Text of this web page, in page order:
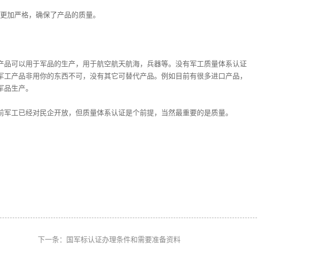
加严格，确保了产品的质量。
可以用于军品的生产，用于航空航天航海，兵器等。没有军工质量体系认证
产品非用你的东西不可，没有其它可替代产品。例如目前有很多进口产品，
生产。
工已经对民企开放，但质量体系认证是个前提，当然最重要的是质量。
下一条： 国军标认证办理条件和需要准备资料